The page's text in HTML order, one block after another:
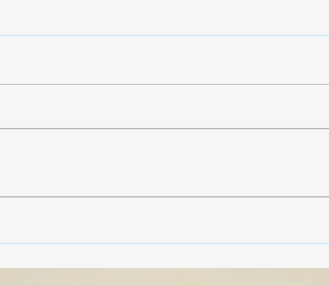
🚨🏛️ SECRETARIO DE
GOBIERNO ADMITE QUE